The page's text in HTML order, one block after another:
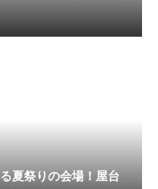
夏祭りの会場！屋台